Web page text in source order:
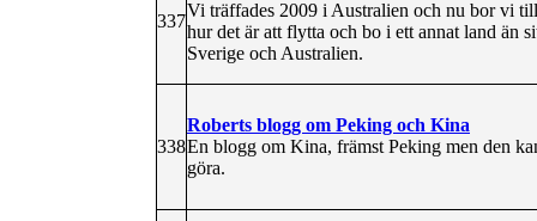
337
Vi träffades 2009 i Australien och nu bor vi
hur det är att flytta och bo i ett annat land än
Sverige och Australien.
338
Roberts blogg om Peking och Kina
En blogg om Kina, främst Peking men den
göra.